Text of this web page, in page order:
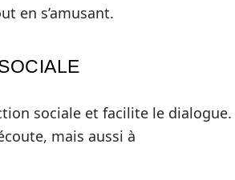
en s’amusant.
sociale et facilite le dialogue.
mais aussi à